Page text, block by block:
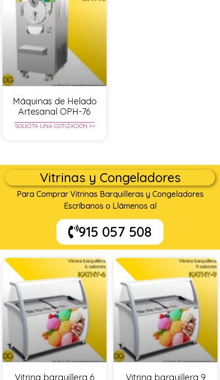
Máquinas de Helado
Artesanal OPH-76
SOLICITA UNA COTIZACIÓN >>
Vitrinas y Congeladores
Para Comprar Vitrinas Barquilleras y Congeladores
Escríbanos o Llámenos al
915 057 508
Vitrina barquillera 6
Vitrina barquillera 9